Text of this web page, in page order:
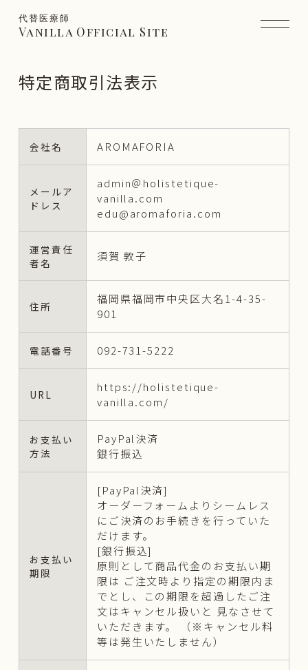
代替医療師
Vanilla Official Site
特定商取引法表示
会社名 AROMAFORIA
メールア
ドレス
admin＠holistetique-
vanilla.com
edu@aromaforia.com
運営責任
者名
須賀 敦子
住所
福岡県福岡市中央区大名1-4-35-
901
電話番号 092-731-5222
URL
https://holistetique-
vanilla.com/
お支払い
方法
PayPal決済
銀行振込
お支払い
期限
[PayPal決済]
オーダーフォームよりシームレス
にご決済のお手続きを行っていた
だけます。
[銀行振込]
原則として商品代金のお支払い期
限は ご注文時より指定の期限内ま
でとし、この期限を超過したご注
文はキャンセル扱いと 見なさせて
いただきます。 （※キャンセル料
等は発生いたしません）